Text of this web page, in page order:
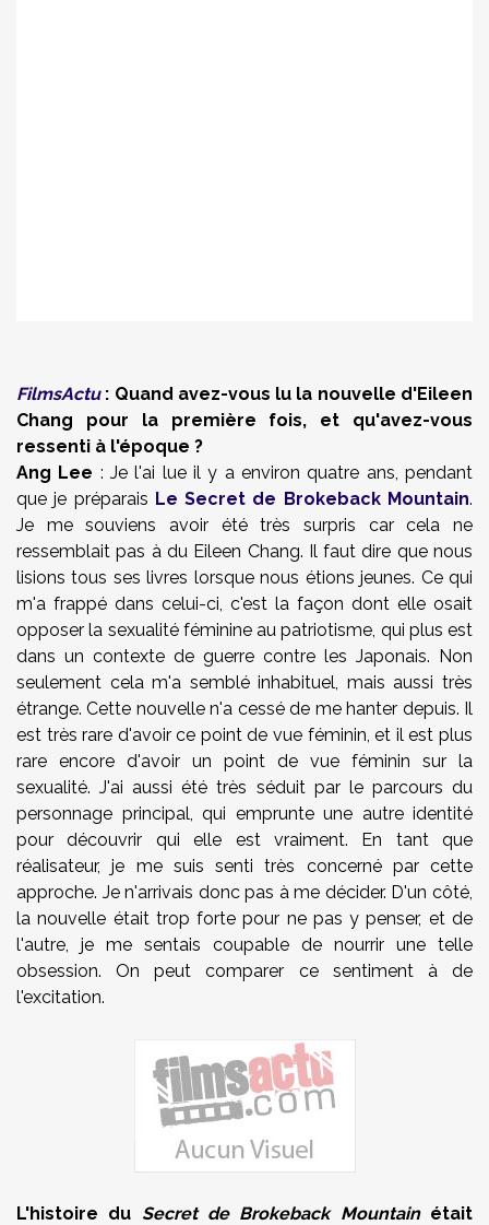
FilmsActu: Quand avez-vous lu la nouvelle d'Eileen
Chang pour la première fois, et qu'avez-vous
ressenti à l'époque ?
Ang Lee : Je l'ai lue il y a environ quatre ans, pendant
que je préparais Le Secret de Brokeback Mountain.
Je me souviens avoir été très surpris car cela ne
ressemblait pas à du Eileen Chang. Il faut dire que nous
lisions tous ses livres lorsque nous étions jeunes. Ce qui
m'a frappé dans celui-ci, c'est la façon dont elle osait
opposer la sexualité féminine au patriotisme, qui plus est
dans un contexte de guerre contre les Japonais. Non
seulement cela m'a semblé inhabituel, mais aussi très
étrange. Cette nouvelle n'a cessé de me hanter depuis. Il
est très rare d'avoir ce point de vue féminin, et il est plus
rare encore d'avoir un point de vue féminin sur la
sexualité. J'ai aussi été très séduit par le parcours du
personnage principal, qui emprunte une autre identité
pour découvrir qui elle est vraiment. En tant que
réalisateur, je me suis senti très concerné par cette
approche. Je n'arrivais donc pas à me décider. D'un côté,
la nouvelle était trop forte pour ne pas y penser, et de
l'autre, je me sentais coupable de nourrir une telle
obsession. On peut comparer ce sentiment à de
l'excitation.
L'histoire du Secret de Brokeback Mountainétait